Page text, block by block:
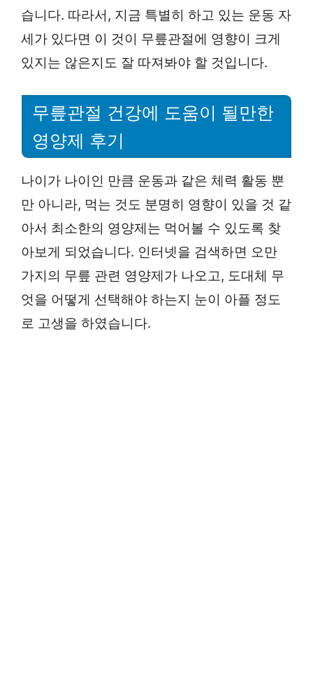
습니다. 따라서, 지금 특별히 하고 있는 운동 자
세가 있다면 이 것이 무릎관절에 영향이 크게
있지는 않은지도 잘 따져봐야 할 것입니다.
무릎관절 건강에 도움이 될만한
영양제 후기
나이가 나이인 만큼 운동과 같은 체력 활동 뿐
만 아니라, 먹는 것도 분명히 영향이 있을 것 같
아서 최소한의 영양제는 먹어볼 수 있도록 찾
아보게 되었습니다. 인터넷을 검색하면 오만
가지의 무릎 관련 영양제가 나오고, 도대체 무
엇을 어떻게 선택해야 하는지 눈이 아플 정도
로 고생을 하였습니다.